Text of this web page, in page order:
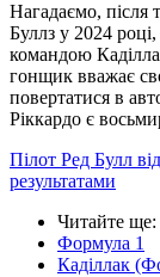
Нагадаємо, після
Буллз у 2024
командою
гонщик вважає
повертатися в
Ріккардо є
Пілот Ред Булл
результатами
Читайте ще:
Формула 1
Каділлак